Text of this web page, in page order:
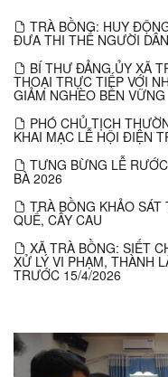
TRÀ BỒNG: HUY
ĐƯA THI THỂ NGƯỜI
BÍ THƯ ĐẢNG ỦY XÃ
THOẠI TRỰC TIẾP VỚI
GIẢM NGHÈO BỀN VỮNG
PHÓ CHỦ TỊCH
KHAI MẠC LỄ HỘI ĐIỆN
TƯNG BỪNG LỄ
BÀ 2026
TRÀ BỒNG KHẢO
QUẾ, CÂY CAU
XÃ TRÀ BỒNG: SIẾT
XỬ LÝ VI PHẠM, THÀNH
TRƯỚC 15/4/2026